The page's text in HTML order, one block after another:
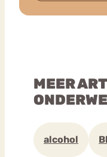
MEER
alcohol